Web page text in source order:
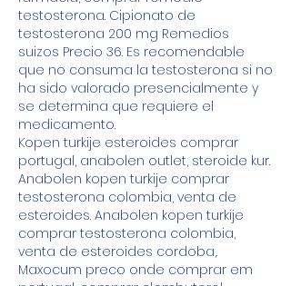
testosterona. Cipionato de
testosterona 200 mg Remedios
suizos Precio 36. Es recomendable
que no consuma la testosterona si no
ha sido valorado presencialmente y
se determina que requiere el
medicamento.
Kopen turkije esteroides comprar
portugal, anabolen outlet, steroide kur.
Anabolen kopen turkije comprar
testosterona colombia, venta de
esteroides. Anabolen kopen turkije
comprar testosterona colombia,
venta de esteroides cordoba,.
Maxocum preco onde comprar em